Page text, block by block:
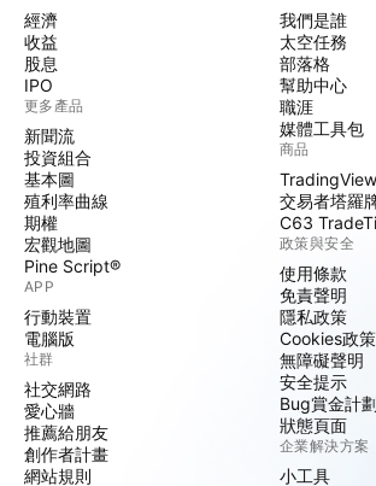
經濟
收益
股息
IPO
更多產品
新聞流
投資組合
基本圖
殖利率曲線
期權
宏觀地圖
Pine Script®
APP
行動裝置
電腦版
社群
社交網路
愛心牆
推薦給朋友
創作者計畫
網站規則
我們是誰
太空任務
部落格
幫助中心
職涯
媒體工具包
商品
交易者塔羅
C63
政策與安全
使用條款
免責聲明
隱私政策
Cookies政策
無障礙聲明
安全提示
Bug賞金計劃
狀態頁面
企業解決方案
小工具